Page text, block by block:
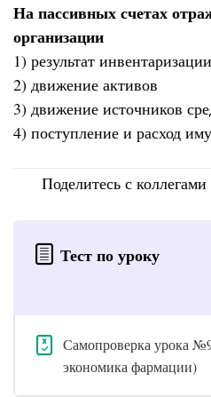
На пассивных счетах
организации
1) результат инвентаризации
2) движение активов
3) движение источников
4) поступление и расход
Поделитесь с
Тест по уроку
Самопроверка урока
экономика фармации)